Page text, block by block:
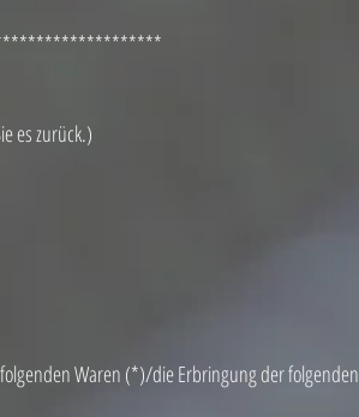
es zurück.)
Waren (*)/die Erbringung der folgenden